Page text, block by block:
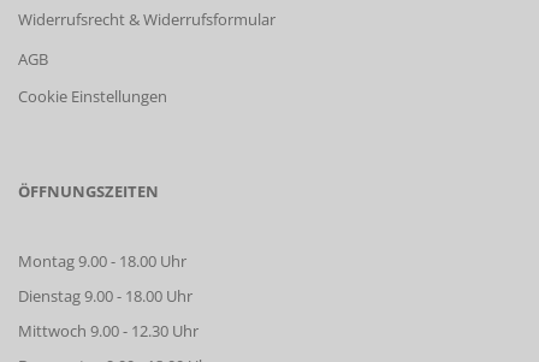
Widerrufsrecht & Widerrufsformular
AGB
Cookie Einstellungen
ÖFFNUNGSZEITEN
Montag 9.00 - 18.00 Uhr
Dienstag 9.00 - 18.00 Uhr
Mittwoch 9.00 - 12.30 Uhr